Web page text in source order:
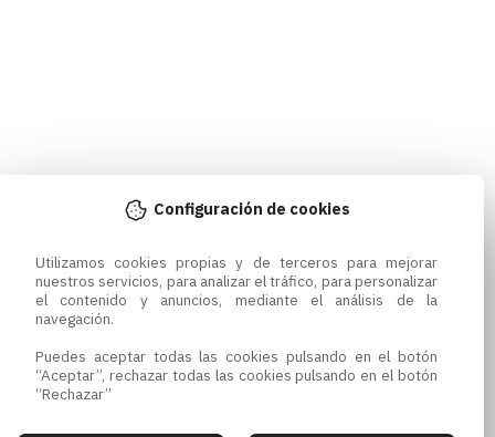
Configuración de cookies
Utilizamos cookies propias y de terceros para mejorar
nuestros servicios, para analizar el tráfico, para personalizar
el contenido y anuncios, mediante el análisis de la
navegación.
Puedes aceptar todas las cookies pulsando en el botón
“Aceptar”, rechazar todas las cookies pulsando en el botón
“Rechazar”